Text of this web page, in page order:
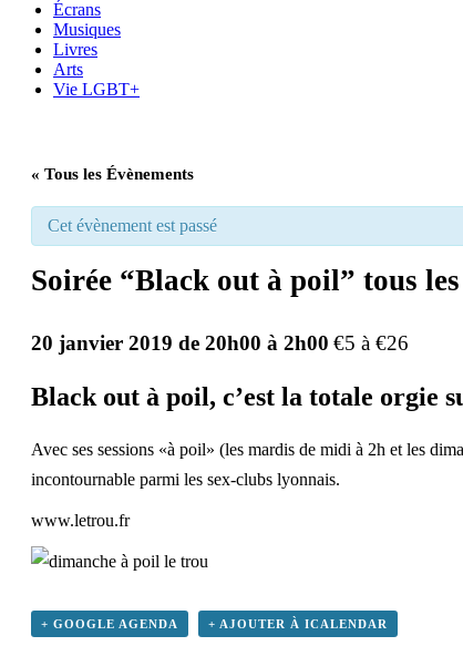
Écrans
Musiques
Livres
Arts
Vie LGBT+
« Tous les Évènements
Cet évènement est passé
Soirée “Black out à poil” tous
20 janvier 2019 de 20h00 à 2h00 €5 à €26
Black out à poil, c’est la totale orgie
Avec ses sessions «à poil» (les mardis de midi à 2h et les
incontournable parmi les sex-clubs lyonnais.
www.letrou.fr
+ GOOGLE AGENDA + AJOUTER À ICALENDAR